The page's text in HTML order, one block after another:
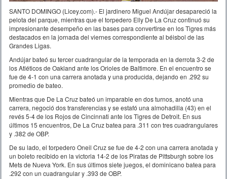
SANTO DOMINGO (Licey.com).- El jardinero Miguel Andújar desapareció la
pelota del parque, mientras que el torpedero Elly De La Cruz continuó su
impresionante desempeño en las bases para convertirse en los Tigres más
destacados en la jornada del viernes correspondiente al béisbol de las
Grandes Ligas.
Andújar bateó su tercer cuadrangular de la temporada en la derrota 3-2 de
los Atléticos de Oakland ante los Orioles de Baltimore. En el encuentro se
fue de 4-1 con una carrera anotada y una producida, dejando en .292 su
promedio de bateo.
Mientras que De La Cruz bateó un imparable en dos turnos, anotó una
carrera, negoció dos transferencias y se estafó una almohadilla (43) en el
revés 5-4 de los Rojos de Cincinnati ante los Tigres de Detroit. En sus
últimos 15 encuentros, De La Cruz batea para .311 con tres cuadrangulares
y .382 de OBP.
De su lado, el torpedero Oneil Cruz se fue de 4-2 con una carrera anotada y
un boleto recibido en la victoria 14-2 de los Piratas de Pittsburgh sobre los
Mets de Nueva York. En sus últimos siete juegos, el dominicano batea para
.292 con un cuadrangular y .393 de OBP.